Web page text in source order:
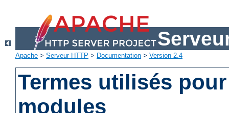
Apache > Serveur HTTP > Documentation > Version 2.4
Termes utilisés
modules